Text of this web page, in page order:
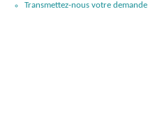
Transmettez-nous votre demande